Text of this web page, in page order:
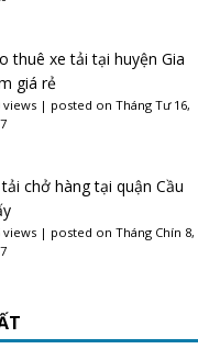
thuê xe tải tại huyện Gia
giá rẻ
views| posted on Tháng Tư 16,
tải chở hàng tại quận Cầu
views| posted on Tháng Chín 8,